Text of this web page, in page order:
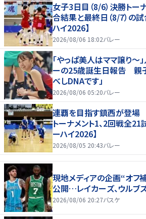
女子3日目（8/6）決勝トー
合結果と最終日（8/7）の
ハイ2026】
2026/08/06 18:02バレー
「やっぱ美人はママ譲り～
ーの25歳誕生日報告 親子
べしDNAです」
2026/08/06 05:20バレー
連覇を目指す鎮西が登場
トーナメント1、2回戦全
ーハイ2026】
2026/08/05 20:43バレー
現地メディアの企画“オフ
公開…レイカーズ、ウルブ
2026/08/06 20:27バスケ